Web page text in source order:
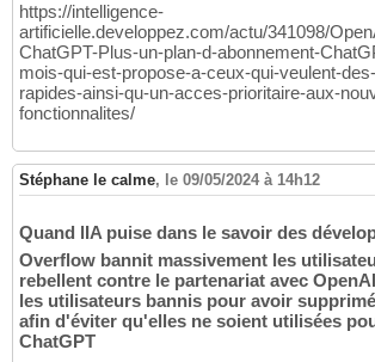
https://intelligence-
artificielle.developpez.com/actu/341098/
ChatGPT-Plus-un-plan-d-abonnement-
mois-qui-est-propose-a-ceux-qui-veulent-
rapides-ainsi-qu-un-acces-prioritaire-aux-
fonctionnalites/
Stéphane le calme, le 09/05/2024 à 14h12
Quand lIA puise dans le savoir des
Overflow bannit massivement les
rebellent contre le partenariat avec
les utilisateurs bannis pour avoir
afin d'éviter qu'elles ne soient utilisées
ChatGPT